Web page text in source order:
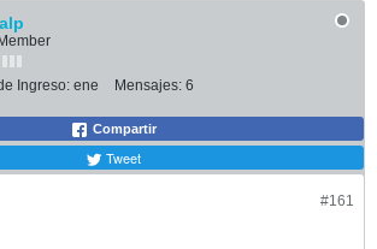
Ingreso: ene Mensajes: 6
Compartir
Tweet
#161